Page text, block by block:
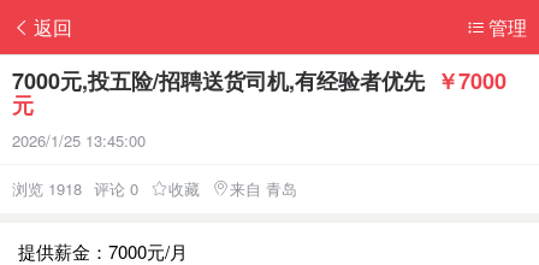
返回 管理
7000元,投五险/招聘送货司机,有经验者优先 ￥7000
元
2026/1/25 13:45:00
浏览 1918 评论 0 收藏 来自 青岛
提供薪金：7000元/月